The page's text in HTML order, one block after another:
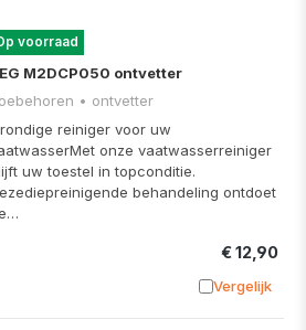
voorraad
M2DCP050 ontvetter
Toebehoren • ontvetter
reiniger voor uw
onze vaatwasserreiniger
uw toestel in topconditie.
behandeling ontdoet
€ 12,90
Vergelijk